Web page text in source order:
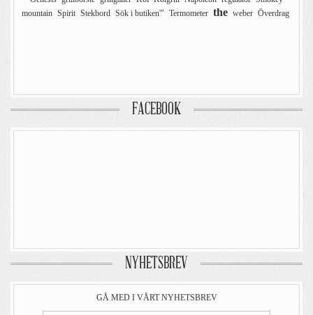
mountain Spirit Stekbord Sök i butiken'" Termometer the weber Överdrag
FACEBOOK
NYHETSBREV
GÅ MED I VÅRT NYHETSBREV